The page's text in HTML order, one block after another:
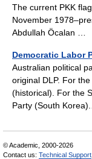
The current PKK
November
Abdullah Öcalan …
Democratic Labor
Australian political
original DLP. For
(historical). For the
Party (South
© Academic, 2000-2026
Contact us: Technical Support